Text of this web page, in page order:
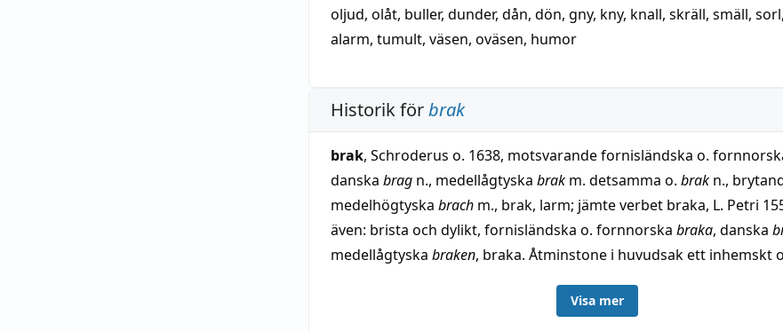
oljud, olåt, buller, dunder, dån, dön, gny, kny, knall, skräll, smäll, sorl,
alarm, tumult, väsen, oväsen, humor
Historik förbrak
brak, Schroderus o. 1638, motsvarande fornisländska o.
danska brag n., medellågtyska brak m. detsamma o. brak n.,
medelhögtyska brach m., brak, larm; jämte verbet braka, L. Petri
även: brista och dylikt, fornisländska o. fornnorska braka, danska
medellågtyska braken, braka. Åtminstone i huvudsak ett inhemskt
, brak, latinfrango(med presensbildande
Visa mer